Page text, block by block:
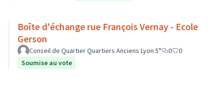
Boîte d'échange rue François Vernay - Ecole
Gerson
Conseil de Quartier Quartiers Anciens Lyon 5° 0
0
Soumise au vote